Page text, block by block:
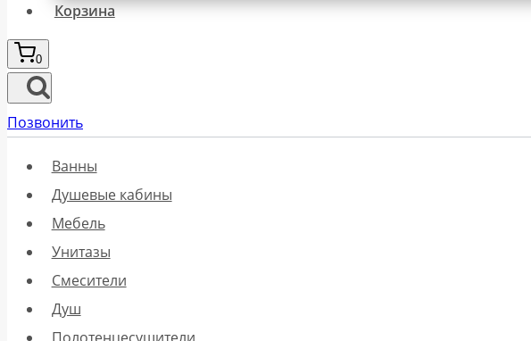
Корзина
0
Позвонить
Ванны
Душевые кабины
Мебель
Унитазы
Смесители
Душ